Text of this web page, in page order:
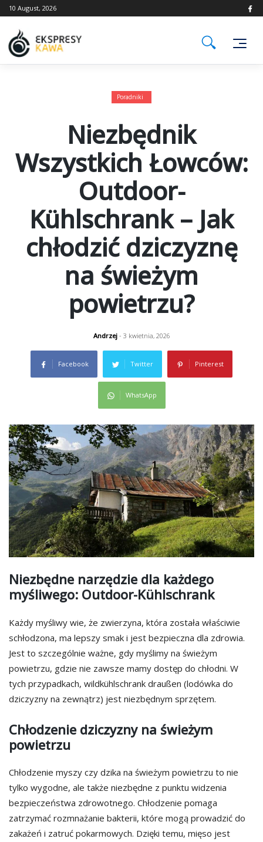
Skip
to
10 August, 2026
Poradniki
Niezbędnik
Wszystkich Łowców:
Outdoor-
Kühlschrank – Jak
chłodzić dziczyznę
na świeżym
powietrzu?
Andrzej- 3 kwietnia, 2026
Facebook Twitter Pinterest
WhatsApp
Niezbędne narzędzie dla każdego
myśliwego: Outdoor-Kühlschrank
Każdy myśliwy wie, że zwierzyna, która została właściwie
schłodzona, ma lepszy smak i jest bezpieczna dla zdrowia.
Jest to szczególnie ważne, gdy myślimy na świeżym
powietrzu, gdzie nie zawsze mamy dostęp do chłodni. W
tych przypadkach, wildkühlschrank draußen (lodówka do
dziczyzny na zewnątrz) jest niezbędnym sprzętem.
Chłodzenie dziczyzny na świeżym
powietrzu
Chłodzenie myszy czy dzika na świeżym powietrzu to nie
tylko wygodne, ale także niezbędne z punktu widzenia
bezpieczeństwa zdrowotnego. Chłodzenie pomaga
zatrzymać rozmnażanie bakterii, które mogą prowadzić do
zakażeń i zatruć pokarmowych. Dzięki temu, mięso jest